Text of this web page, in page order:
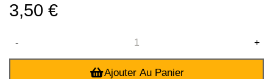
3,50 €
- +
Ajouter Au Panier